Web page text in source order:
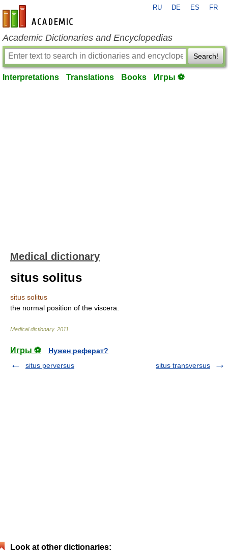
en-academic.com
RU DE ES FR
Academic Dictionaries and Encyclopedias
Search!
Interpretations Translations Books Игры ⚽
Medical dictionary
situs solitus
situs solitus
the normal position of the viscera.
Medical dictionary. 2011
Игры ⚽
Нужен реферат?
situs perversus
situs transversus
Look at other dictionaries: